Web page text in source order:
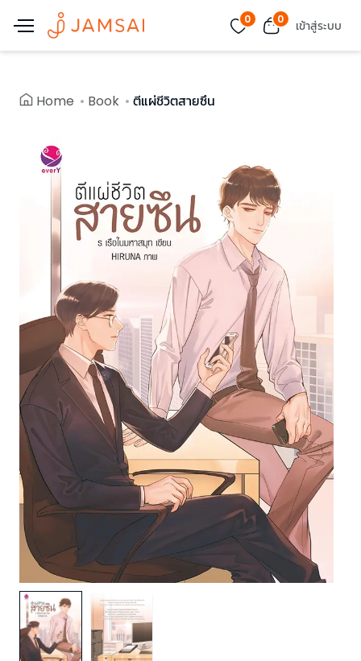
0 0 เข้าสู่ระบบ
Home Book ตีแผ่ชีวิตสายซึน